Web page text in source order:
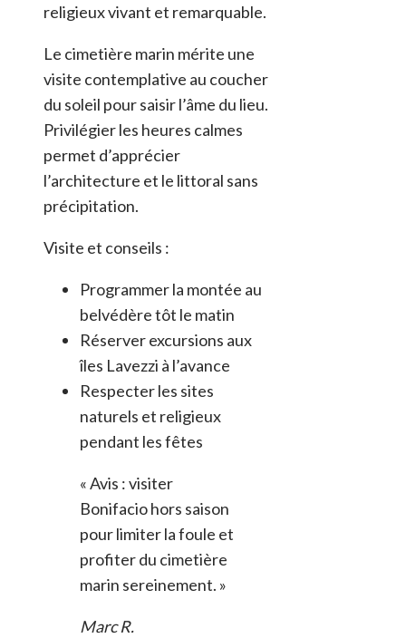
religieux vivant et remarquable.
Le cimetière marin mérite une
visite contemplative au coucher
du soleil pour saisir l’âme du lieu.
Privilégier les heures calmes
permet d’apprécier
l’architecture et le littoral sans
précipitation.
Visite et conseils :
Programmer la montée au
belvédère tôt le matin
Réserver excursions aux
îles Lavezzi à l’avance
Respecter les sites
naturels et religieux
pendant les fêtes
« Avis : visiter
Bonifacio hors saison
pour limiter la foule et
profiter du cimetière
marin sereinement. »
Marc R.